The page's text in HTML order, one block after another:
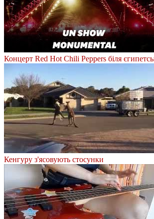
Концерт Red Hot Chili Peppers біля
Кенгуру з'ясовують стосунки